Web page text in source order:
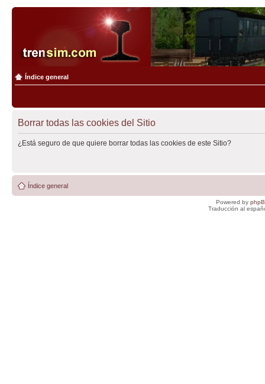
Índice general
Borrar todas las cookies del Sitio
¿Está seguro de que quiere borrar todas las cookies de este Sitio?
Índice general
Powered by
Traducción al